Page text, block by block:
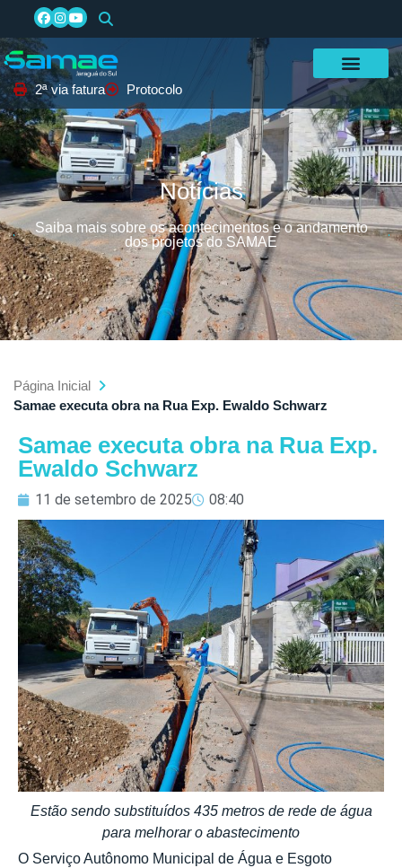
2ª via fatura Protocolo
Notícias
Saiba mais sobre os acontecimentos e o andamento
dos projetos do SAMAE
Página Inicial
Samae executa obra na Rua Exp. Ewaldo Schwarz
Samae executa obra na Rua Exp.
Ewaldo Schwarz
11 de setembro de 2025 08:40
Estão sendo substituídos 435 metros de rede de água
para melhorar o abastecimento
O Serviço Autônomo Municipal de Água e Esgoto